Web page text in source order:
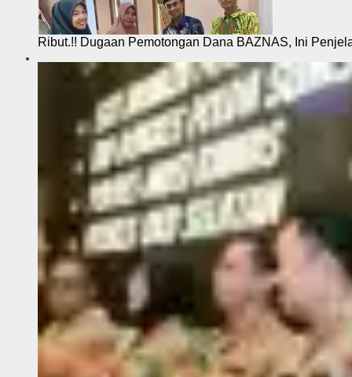
Ribut.!! Dugaan Pemotongan Dana BAZNAS, Ini